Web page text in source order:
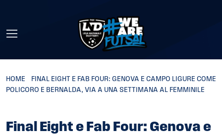
HOME
FINAL EIGHT E FAB FOUR: GENOVA E CAMPO LIGURE COME
POLICORO E BERNALDA, VIA A UNA SETTIMANA AL FEMMINILE
Final Eight e Fab Four: Genova e